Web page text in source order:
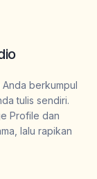
berkumpul
tulis sendiri.
Profile dan
lalu rapikan